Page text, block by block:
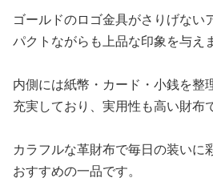
ゴールドのロゴ金具がさりげない
パクトながらも上品な印象を与え
内側には紙幣・カード・小銭を整
充実しており、実用性も高い財布
カラフルな革財布で毎日の装いに
おすすめの一品です。